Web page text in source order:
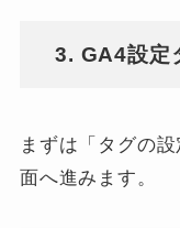
3. GA4設定
まずは「タグの
面へ進みます。